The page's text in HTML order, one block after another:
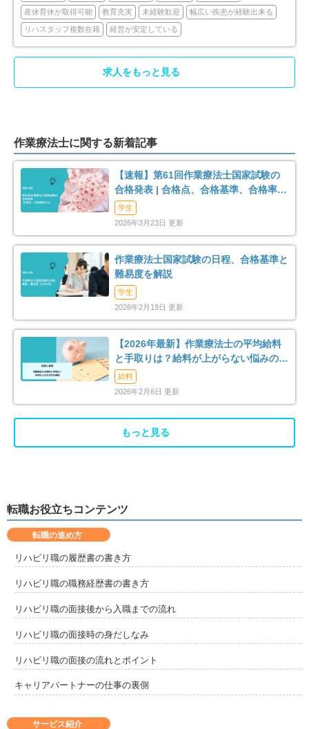
産休育休が取得可能 教育充実 未経験歓迎 幅広い疾患が経験出来る
リハスタッフ複数在籍 経営が安定している
求人をもっと見る
作業療法士に関する新着記事
【速報】第61回作業療法士国家試験の
合格発表 | 合格点、合格基準、合格率
（2026年）
学生
2026年3月23日 更新
作業療法士国家試験の日程、合格基準と
難易度を解説
学生
2026年2月19日 更新
【2026年最新】作業療法士の平均給料
と手取りは？給料が上がらない悩みの解
消法まで解説
給料
2026年2月6日 更新
もっと見る
転職お役立ちコンテンツ
サービス紹介
転職の進め方
リハビリ職の履歴書の書き方
リハビリ職の職務経歴書の書き方
リハビリ職の面接後から入職までの流れ
リハビリ職の面接時の身だしなみ
リハビリ職の面接の流れとポイント
キャリアパートナーの仕事の裏側